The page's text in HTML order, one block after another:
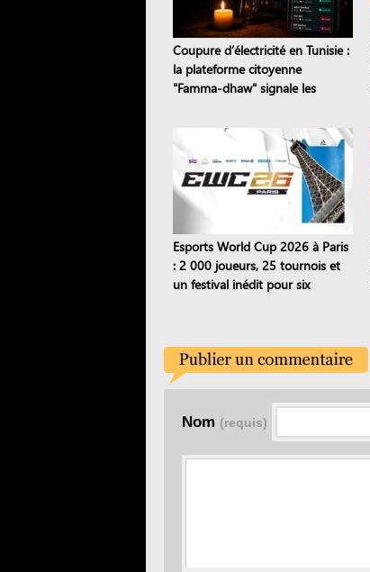
Coupure d’électricité en Tunisie :
la plateforme citoyenne
"Famma-dhaw" signale les
Esports World Cup 2026 à Paris
: 2 000 joueurs, 25 tournois et
un festival inédit pour six
Nom (requis)